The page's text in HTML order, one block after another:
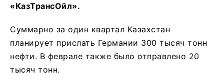
«КазТрансОйл».
Суммарно за один квартал Казахстан
планирует прислать Германии 300 тысяч тонн
нефти. В феврале также было отправлено 20
тысяч тонн.